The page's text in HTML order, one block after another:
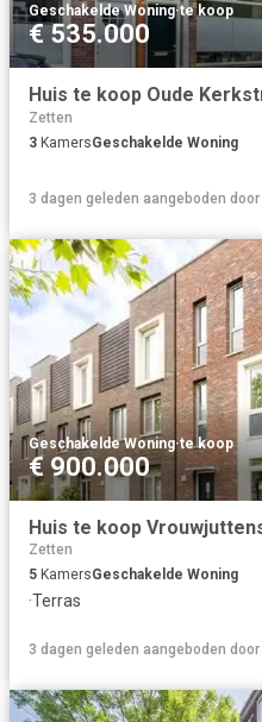
Geschakelde Woning·te koop
€ 535.000
Zetten
3 KamersGeschakelde Woning
3 dagen geleden aangeboden door
Geschakelde Woning·te koop
€ 900.000
Zetten
5 KamersGeschakelde Woning
·Terras
3 dagen geleden aangeboden door